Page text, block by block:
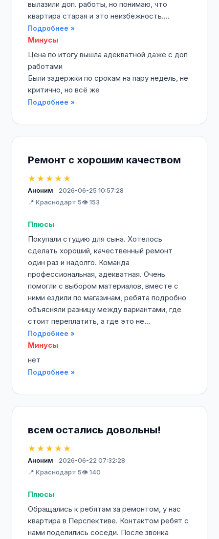
вылазили доп. работы, но понимаю, что
квартира старая и это неизбежность....
Подробнее »
Минусы
Цена по итогу вышла адекватной даже с доп
работами
Были задержки по срокам на пару недель, не
критично, но всё же
Подробнее »
Ремонт с хорошим качеством
★★★★★
Аноним
2026-06-25 10:57:28
📍 Краснодар⭐ 5👁️ 153
Плюсы
Покупали студию для сына. Хотелось
сделать хороший, качественный ремонт
один раз и надолго. Команда
профессиональная, адекватная. Очень
помогли с выбором материалов, вместе с
ними ездили по магазинам, ребята подробно
объясняли разницу между вариантами, где
стоит переплатить, а где это не...
Подробнее »
Минусы
нет
Подробнее »
всем остались довольны!
★★★★★
Аноним
2026-06-22 07:32:28
📍 Краснодар⭐ 5👁️ 140
Плюсы
Обращались к ребятам за ремонтом, у нас
квартира в Перспективе. Контактом ребят с
нами поделились соседи. После звонка